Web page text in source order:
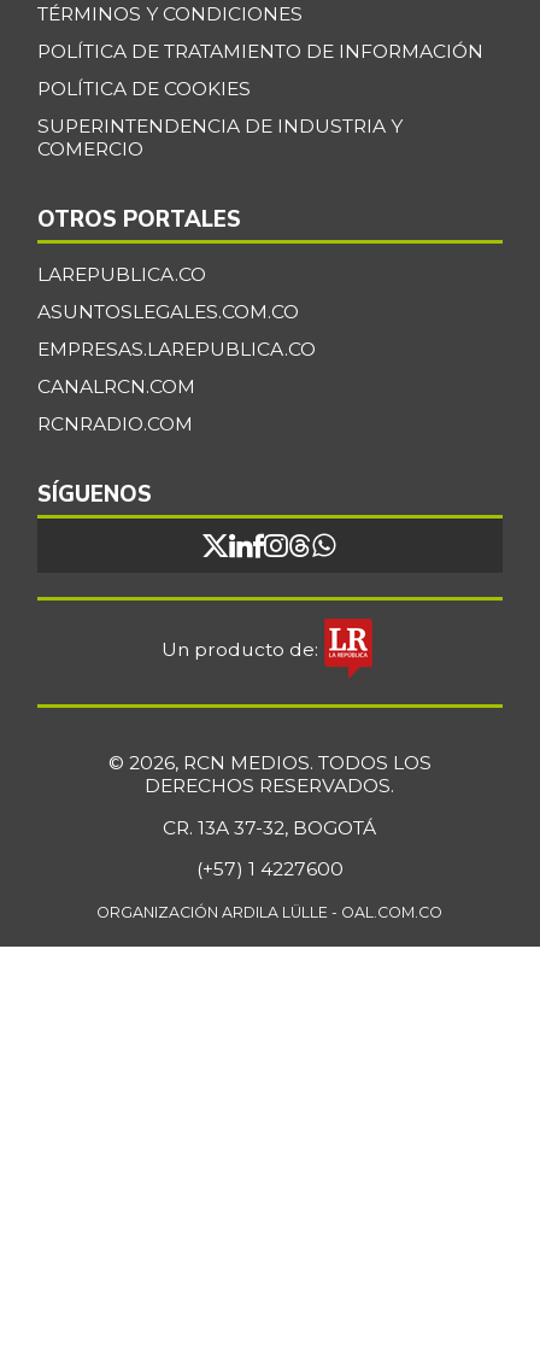
TÉRMINOS Y CONDICIONES
POLÍTICA DE TRATAMIENTO DE INFORMACIÓN
POLÍTICA DE COOKIES
SUPERINTENDENCIA DE INDUSTRIA Y
COMERCIO
OTROS PORTALES
LAREPUBLICA.CO
ASUNTOSLEGALES.COM.CO
EMPRESAS.LAREPUBLICA.CO
CANALRCN.COM
RCNRADIO.COM
SÍGUENOS
Un producto de:
© 2026, RCN MEDIOS. TODOS LOS
DERECHOS RESERVADOS.
CR. 13A 37-32, BOGOTÁ
(+57) 1 4227600
ORGANIZACIÓN ARDILA LÜLLE - OAL.COM.CO